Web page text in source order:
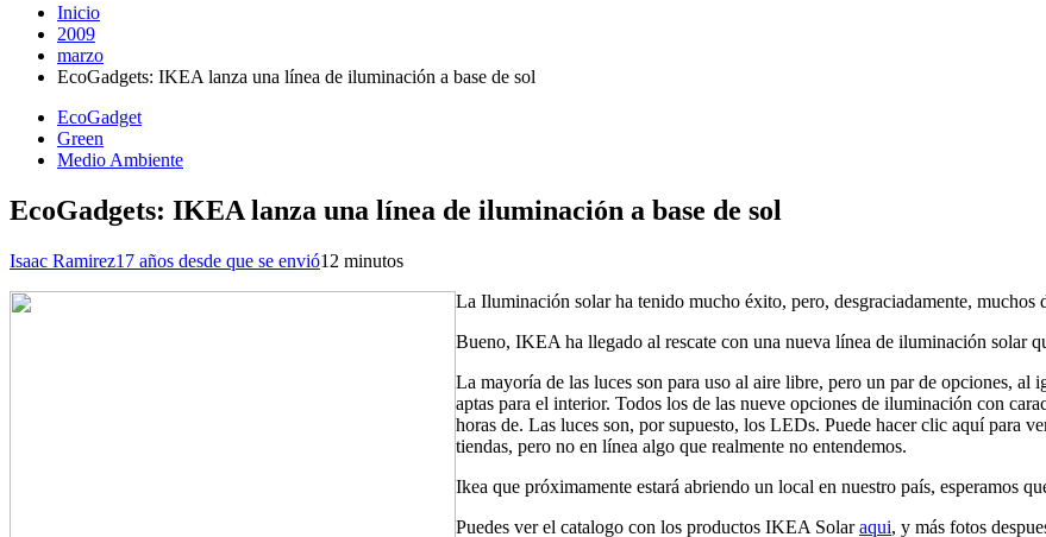
Inicio
2009
marzo
EcoGadgets: IKEA lanza una línea de iluminación a base de sol
EcoGadget
Green
Medio Ambiente
EcoGadgets: IKEA lanza una línea de iluminación a base de sol
Isaac Ramirez17 años desde que se envió1 2 minutos
La Iluminación solar ha tenido mucho éxito, pero, desgraciadamente, muchos
Bueno, IKEA ha llegado al rescate con una nueva línea de iluminación solar
La mayoría de las luces son para uso al aire libre, pero un par de opciones, al
aptas para el interior. Todos los de las nueve opciones de iluminación con
horas de. Las luces son, por supuesto, los LEDs. Puede hacer clic aquí para
tiendas, pero no en línea algo que realmente no entendemos.
Ikea que próximamente estará abriendo un local en nuestro país, esperamos
Puedes ver el catalogo con los productos IKEA Solaraqui, y más fotos